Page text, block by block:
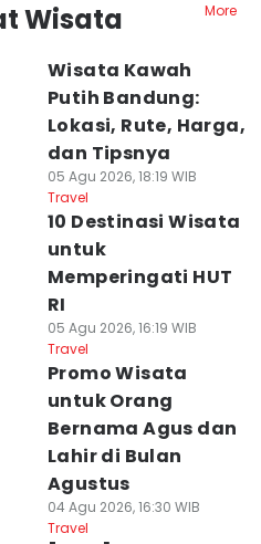
Wisata
More
Wisata Kawah
Putih Bandung:
Lokasi, Rute, Harga,
dan Tipsnya
05 Agu 2026, 18:19 WIB
Travel
10 Destinasi Wisata
untuk
Memperingati HUT
RI
05 Agu 2026, 16:19 WIB
Travel
Promo Wisata
untuk Orang
Bernama Agus dan
Lahir di Bulan
Agustus
04 Agu 2026, 16:30 WIB
Travel